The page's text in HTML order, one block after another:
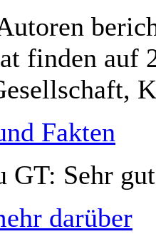
finden auf
Fakten
GT: Sehr
darüber